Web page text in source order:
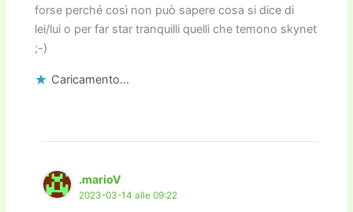
forse perché così non può sapere cosa si dice di
lei/lui o per far star tranquilli quelli che temono skynet
;-)
Caricamento...
.marioV
2023-03-14 alle 09:22